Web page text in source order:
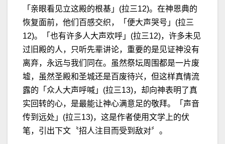
「亲眼看见立这殿的根基」(拉三12)。在神恩典的
恢复面前，他们百感交织，「便大声哭号」(拉三
12)。「也有许多人大声欢呼」(拉三12)，许多未见
过旧殿的人，只听先辈讲论，重要的是见证神没有
离弃，永远与我们同在。虽然祭坛周围都是一片废
墟，虽然圣殿和圣城还是百废待兴，但这样真情流
露的「众人大声呼喊」(拉三13)，却向神表明了真
实回转的心，是最能让神心满意足的敬拜。「声音
传到远处」(拉三13)，这是作者使用文学上的伏
笔，引出下文〝招人注目而受到敌对〞。